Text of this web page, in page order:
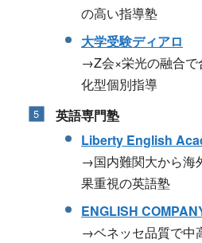
の高い指導塾
大学受験ディアロ
→Z会×栄光の融合で
化型個別指導
英語専門塾
Liberty English
→国内難関大から海
果重視の英語塾
ENGLISH
→ベネッセ品質で中